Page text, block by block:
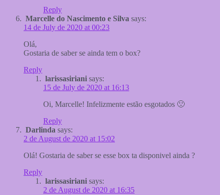
Reply
Marcelle do Nascimento e Silva says:
14 de July de 2020 at 00:23
Olá,
Gostaria de saber se ainda tem o box?
Reply
larissasiriani says:
15 de July de 2020 at 16:13
Oi, Marcelle! Infelizmente estão esgotados 🙁
Reply
Darlinda says:
2 de August de 2020 at 15:02
Olá! Gostaria de saber se esse box ta disponivel ainda ?
Reply
larissasiriani says:
2 de August de 2020 at 16:35